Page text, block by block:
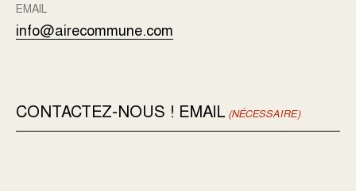
EMAIL
info@airecommune.com
CONTACTEZ-NOUS ! EMAIL (NÉCESSAIRE)